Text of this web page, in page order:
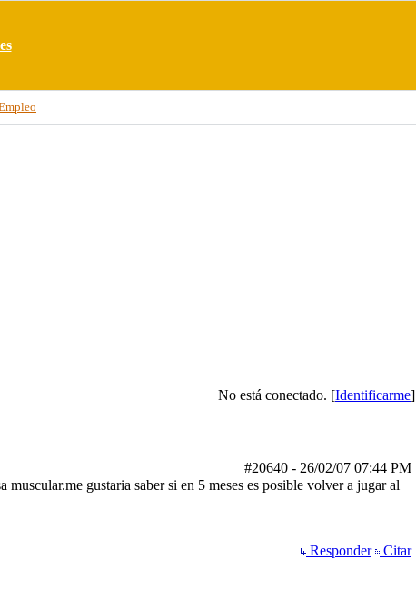
No está conectado. [Identificarme]
#20640 - 26/02/07 07:44 PM
gustaria saber si en 5 meses es posible volver a jugar al
Responder
Citar